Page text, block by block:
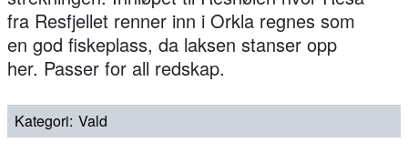
fra Resfjellet renner inn i Orkla regnes som
en god fiskeplass, da laksen stanser opp
her. Passer for all redskap.
Kategori Vald